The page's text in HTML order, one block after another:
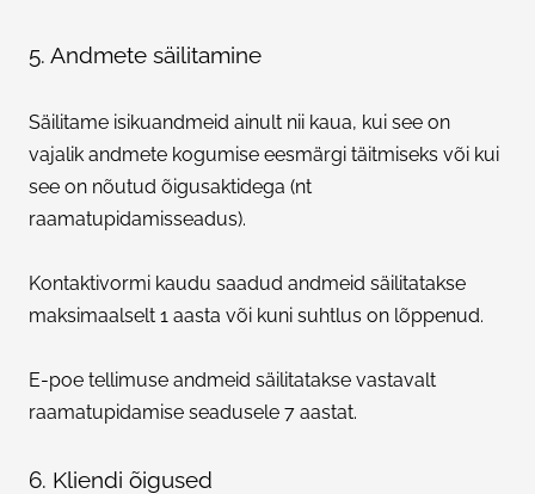
5. Andmete säilitamine
Säilitame isikuandmeid ainult nii kaua, kui see on
vajalik andmete kogumise eesmärgi täitmiseks või kui
see on nõutud õigusaktidega (nt
raamatupidamisseadus).
Kontaktivormi kaudu saadud andmeid säilitatakse
maksimaalselt 1 aasta või kuni suhtlus on lõppenud.
E-poe tellimuse andmeid säilitatakse vastavalt
raamatupidamise seadusele 7 aastat.
6. Kliendi õigused